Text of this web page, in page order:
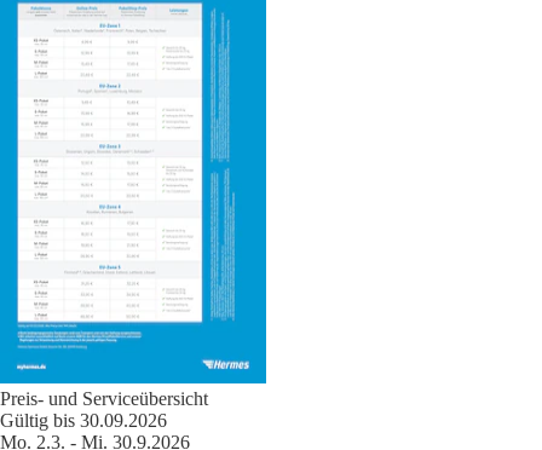
Preis- und Serviceübersicht
Gültig bis 30.09.2026
Mo. 2.3. - Mi. 30.9.2026